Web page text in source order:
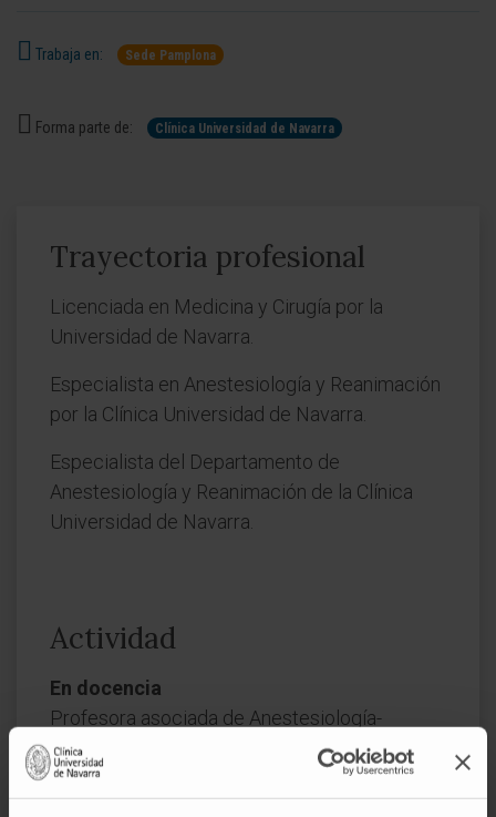
Trabaja en: Sede Pamplona
Forma parte de: Clínica Universidad de Navarra
Trayectoria profesional
Licenciada en Medicina y Cirugía por la
Universidad de Navarra.
Especialista en Anestesiología y Reanimación
por la Clínica Universidad de Navarra.
Especialista del Departamento de
Anestesiología y Reanimación de la Clínica
Universidad de Navarra.
Actividad
En docencia
Profesora asociada de Anestesiología-
Reanimación de la Facultad de Medicina de la
Universidad de Navarra.